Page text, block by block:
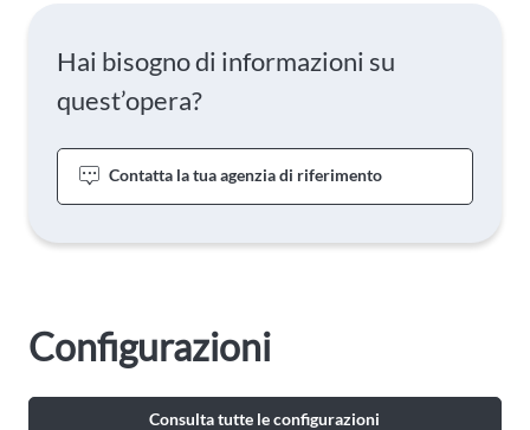
Hai bisogno di informazioni su
quest’opera?
Contatta la tua agenzia di riferimento
Configurazioni
Consulta tutte le configurazioni